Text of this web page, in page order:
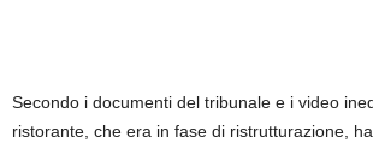
Secondo i documenti del tribunale e i video
ristorante, che era in fase di ristrutturazione,